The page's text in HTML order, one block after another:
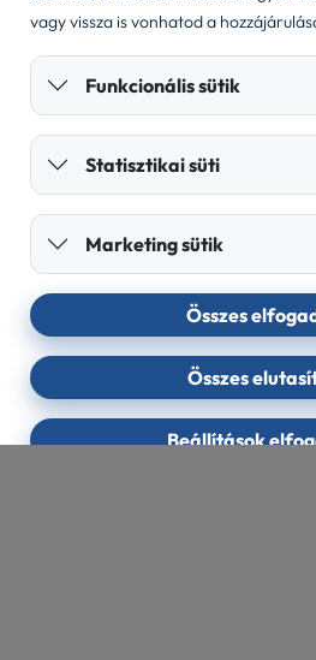
vagy vissza is vonhatod a
Funkcionális sütik
Statisztikai süti
Marketing sütik
Összes
Összes
Beállítások